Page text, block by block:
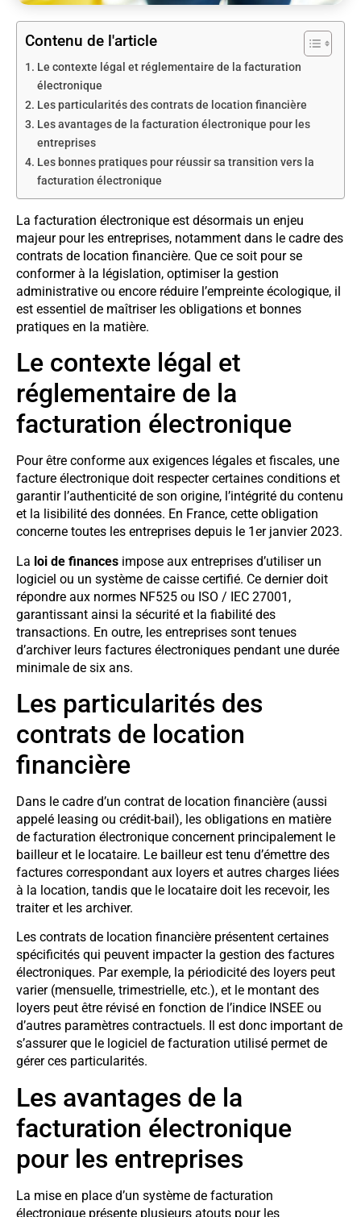
Contenu de l'article
Le contexte légal et réglementaire de la facturation
électronique
Les particularités des contrats de location financière
Les avantages de la facturation électronique pour les
entreprises
Les bonnes pratiques pour réussir sa transition vers la
facturation électronique
La facturation électronique est désormais un enjeu
majeur pour les entreprises, notamment dans le cadre des
contrats de location financière. Que ce soit pour se
conformer à la législation, optimiser la gestion
administrative ou encore réduire l’empreinte écologique, il
est essentiel de maîtriser les obligations et bonnes
pratiques en la matière.
Le contexte légal et
réglementaire de la
facturation électronique
Pour être conforme aux exigences légales et fiscales, une
facture électronique doit respecter certaines conditions et
garantir l’authenticité de son origine, l’intégrité du contenu
et la lisibilité des données. En France, cette obligation
concerne toutes les entreprises depuis le 1er janvier 2023.
La loi de finances impose aux entreprises d’utiliser un
logiciel ou un système de caisse certifié. Ce dernier doit
répondre aux normes NF525 ou ISO / IEC 27001,
garantissant ainsi la sécurité et la fiabilité des
transactions. En outre, les entreprises sont tenues
d’archiver leurs factures électroniques pendant une durée
minimale de six ans.
Les particularités des
contrats de location
financière
Dans le cadre d’un contrat de location financière (aussi
appelé leasing ou crédit-bail), les obligations en matière
de facturation électronique concernent principalement le
bailleur et le locataire. Le bailleur est tenu d’émettre des
factures correspondant aux loyers et autres charges liées
à la location, tandis que le locataire doit les recevoir, les
traiter et les archiver.
Les contrats de location financière présentent certaines
spécificités qui peuvent impacter la gestion des factures
électroniques. Par exemple, la périodicité des loyers peut
varier (mensuelle, trimestrielle, etc.), et le montant des
loyers peut être révisé en fonction de l’indice INSEE ou
d’autres paramètres contractuels. Il est donc important de
s’assurer que le logiciel de facturation utilisé permet de
gérer ces particularités.
Les avantages de la
facturation électronique
pour les entreprises
La mise en place d’un système de facturation
électronique présente plusieurs atouts pour les